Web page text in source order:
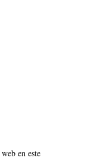
en este